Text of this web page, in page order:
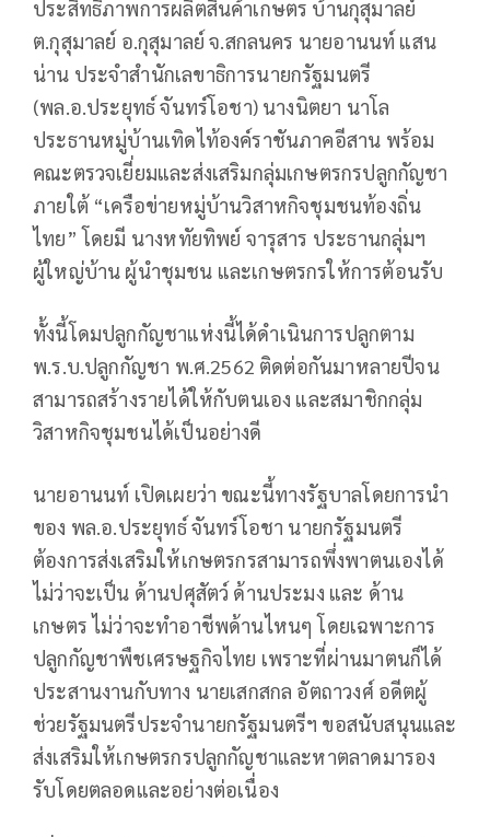
ประสิทธิภาพการผลิตสินค้าเกษตร บ้านกุสุมาลย์
ต.กุสุมาลย์ อ.กุสุมาลย์ จ.สกลนคร นายอานนท์ แสน
น่าน ประจำสำนักเลขาธิการนายกรัฐมนตรี
(พล.อ.ประยุทธ์ จันทร์โอชา) นางนิตยา นาโล
ประธานหมู่บ้านเทิดไท้องค์ราชันภาคอีสาน พร้อม
คณะตรวจเยี่ยมและส่งเสริมกลุ่มเกษตรกรปลูกกัญชา
ภายใต้ “เครือข่ายหมู่บ้านวิสาหกิจชุมชนท้องถิ่น
ไทย” โดยมี นางหทัยทิพย์ จารุสาร ประธานกลุ่มฯ
ผู้ใหญ่บ้าน ผู้นำชุมชน และเกษตรกรให้การต้อนรับ
ทั้งนี้โดมปลูกกัญชาแห่งนี้ได้ดำเนินการปลูกตาม
พ.ร.บ.ปลูกกัญชา พ.ศ.2562 ติดต่อกันมาหลายปีจน
สามารถสร้างรายได้ให้กับตนเอง และสมาชิกกลุ่ม
วิสาหกิจชุมชนได้เป็นอย่างดี
นายอานนท์ เปิดเผยว่า ขณะนี้ทางรัฐบาลโดยการนำ
ของ พล.อ.ประยุทธ์ จันทร์โอชา นายกรัฐมนตรี
ต้องการส่งเสริมให้เกษตรกรสามารถพึ่งพาตนเองได้
ไม่ว่าจะเป็น ด้านปศุสัตว์ ด้านประมง และ ด้าน
เกษตร ไม่ว่าจะทำอาชีพด้านไหนๆ โดยเฉพาะการ
ปลูกกัญชาพืชเศรษฐกิจไทย เพราะที่ผ่านมาตนก็ได้
ประสานงานกับทาง นายเสกสกล อัตถาวงศ์ อดีตผู้
ช่วยรัฐมนตรีประจำนายกรัฐมนตรีฯ ขอสนับสนุนและ
ส่งเสริมให้เกษตรกรปลูกกัญชาและหาตลาดมารอง
รับโดยตลอดและอย่างต่อเนื่อง